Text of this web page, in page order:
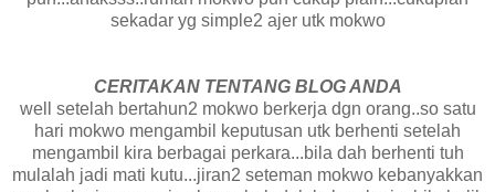
sekadar yg simple2 ajer utk mokwo
CERITAKAN TENTANG BLOG ANDA
well setelah bertahun2 mokwo berkerja dgn orang..so satu
hari mokwo mengambil keputusan utk berhenti setelah
mengambil kira berbagai perkara...bila dah berhenti tuh
mulalah jadi mati kutu...jiran2 seteman mokwo kebanyakkan